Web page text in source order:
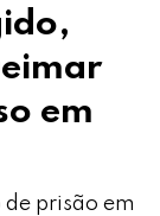
em
prisão em